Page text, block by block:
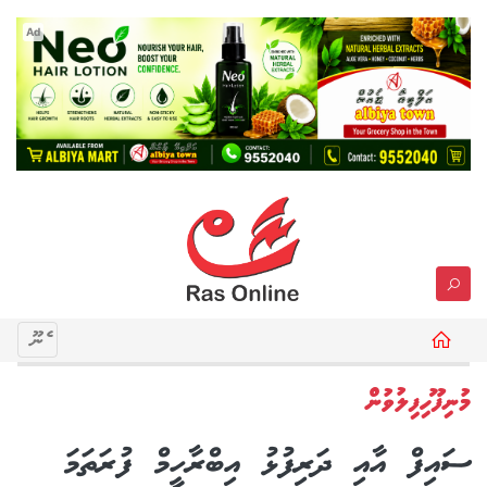
Ad
މެނޫ
މުނިފޫހިފިލުވުން
ސައިފް އާއި ދަރިފުޅު އިބްރާހީމް ފުރަތަމަ